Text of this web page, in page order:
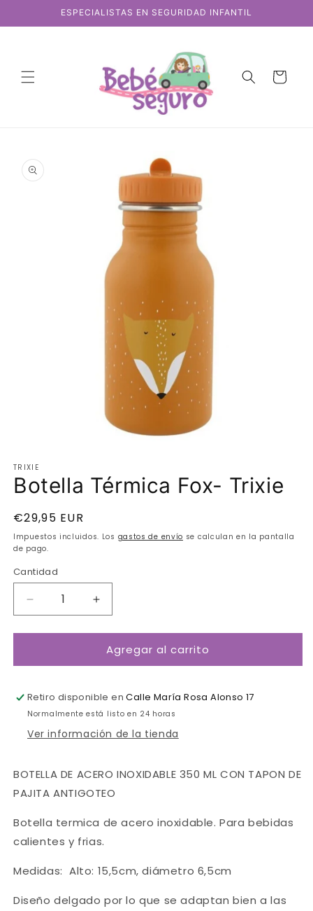
directamente
al contenido
ESPECIALISTAS EN SEGURIDAD INFANTIL
Carrito
a la
información
multimedia
1
en
ventana
modal
TRIXIE
Botella Térmica Fox- Trixie
Precio
habitual
€29,95 EUR
Impuestos incluidos. Los gastos de envío se calculan en la pantalla
de pago.
Cantidad
Cantidad
Reducir
cantidad
para
Térmica
Trixie
Aumentar
cantidad
para
Botella
Térmica
Trixie
Agregar al carrito
Retiro disponible enCalle María Rosa Alonso 17
Normalmente está listo en 24 horas
Ver información de la tienda
BOTELLA DE ACERO INOXIDABLE 350 ML CON TAPON DE
PAJITA ANTIGOTEO
Botella termica de acero inoxidable. Para bebidas
calientes y frias.
Medidas: Alto: 15,5cm, diámetro 6,5cm
Diseño delgado por lo que se adaptan bien a las